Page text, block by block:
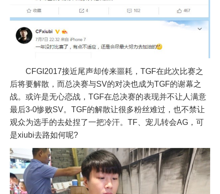
CFGI2017接近尾声却传来噩耗，TGF在此次比赛之
后将要解散，而总决赛与SV的对决也成为TGF的谢幕之
战。或许是无心恋战，TGF在总决赛的表现并不让人满意
最后3-0惨败SV。TGF的解散让很多粉丝难过，也不禁让
观众为选手的去处捏了一把冷汗。TF、宠儿转会AG，可
是xiubi去路如何呢?